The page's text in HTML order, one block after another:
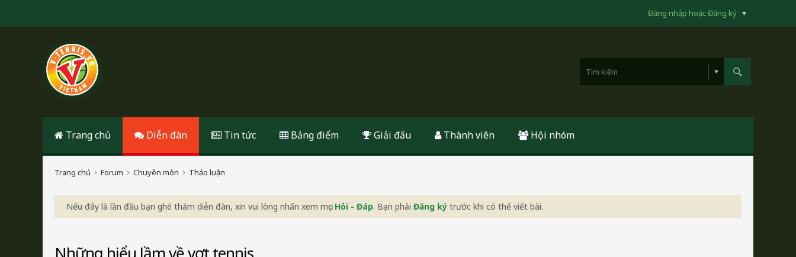
Đăng nhập hoặc Đăng ký
Trang chủ Diễn đàn Tin tức Bảng điểm Giải đấu Thành viên Hội nhóm
Trang chủ Forum Chuyên môn Thảo luận
Nếu đây là lần đầu bạn ghé thăm diễn đàn, xin vui lòng nhấn xem mục Hỏi - Đáp. Bạn phải Đăng ký trước khi có thể viết bài.